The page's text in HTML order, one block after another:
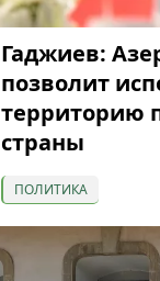
Гаджиев:
позволит
территорию
страны
ПОЛИТИКА